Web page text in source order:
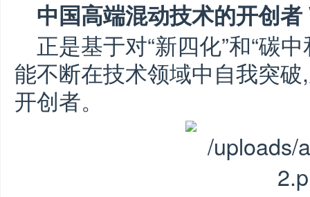
中国高端混动技术的开创
正是基于对“新四化”和“碳
能不断在技术领域中自我突
开创者。